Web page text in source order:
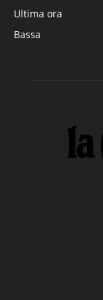
Ultima ora
Bassa